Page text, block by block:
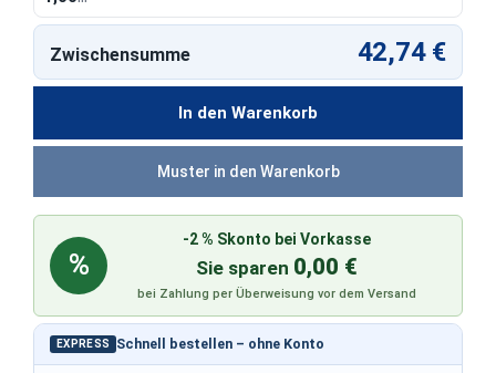
In den Warenkorb
EXPRESS Schnell bestellen – ohne Konto
Zwischensumme 42,74 €
%
-2 % Skonto bei Vorkasse
Sie sparen 0,00 €
bei Zahlung per Überweisung vor dem Versand
Muster in den Warenkorb